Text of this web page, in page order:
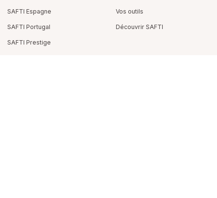
SAFTI Espagne
SAFTI Portugal
SAFTI Prestige
Vos outils
Découvrir SAFTI